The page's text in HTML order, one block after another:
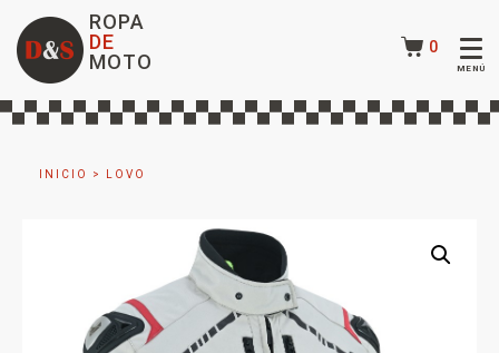
ROPA
DE
MOTO
0
INICIO > LOVO